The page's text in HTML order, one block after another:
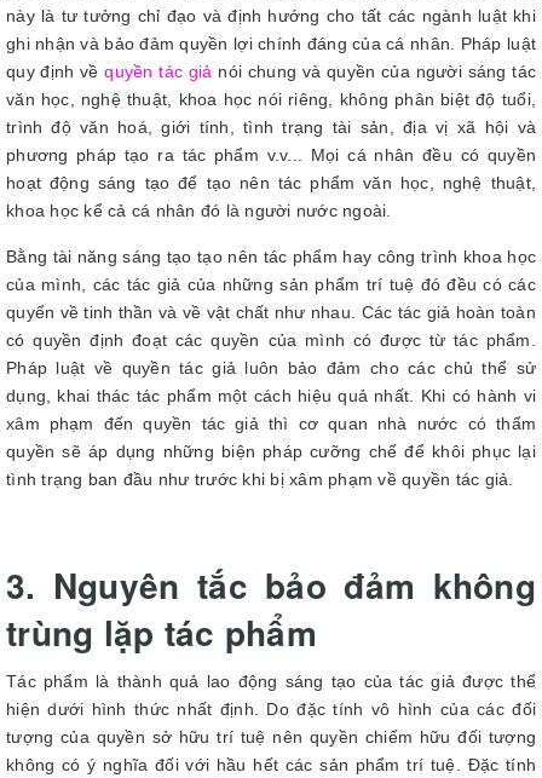
này là tư tưởng chỉ đạo và định hướng cho tất các ngành luật khi
ghi nhận và bảo đảm quyền lợi chính đáng của cá nhân. Pháp luật
quy định vềquyền tác giả nói chung và quyền của người sáng tác
văn học, nghệ thuật, khoa học nói riêng, không phân biệt độ tuổi,
trình độ văn hoá, giới tính, tình trạng tài sản, địa vị xã hội và
phương pháp tạo ra tác phẩm v.v... Mọi cá nhân đều có quyền
hoạt động sáng tạo để tạo nên tác phẩm văn học, nghệ thuật,
khoa học kể cả cá nhân đó là người nước ngoài.
Bằng tài năng sáng tạo tạo nên tác phẩm hay công trình khoa học
của mình, các tác giả của những sản phẩm trí tuệ đó đều có các
quyển về tinh thần và về vật chất như nhau. Các tác giả hoàn toàn
có quyền định đoạt các quyền của mình có được từ tác phẩm.
Pháp luật về quyền tác giả luôn bảo đảm cho các chủ thể sử
dụng, khai thác tác phẩm một cách hiệu quả nhất. Khi có hành vi
xâm phạm đến quyền tác giả thì cơ quan nhà nước có thẩm
quyền sẽ áp dụng những biện pháp cưỡng chế để khôi phục lại
tình trạng ban đầu như trước khi bị xâm phạm về quyền tác giả.
3. Nguyên tắc bảo đảm không
trùng lặp tác phẩm
Tác phẩm là thành quả lao động sáng tạo của tác giả được thể
hiện dưới hình thức nhất định. Do đặc tính vô hình của các đối
tượng của quyền sở hữu trí tuệ nên quyền chiếm hữu đối tượng
không có ý nghĩa đối với hầu hết các sản phẩm trí tuệ. Đặc tính